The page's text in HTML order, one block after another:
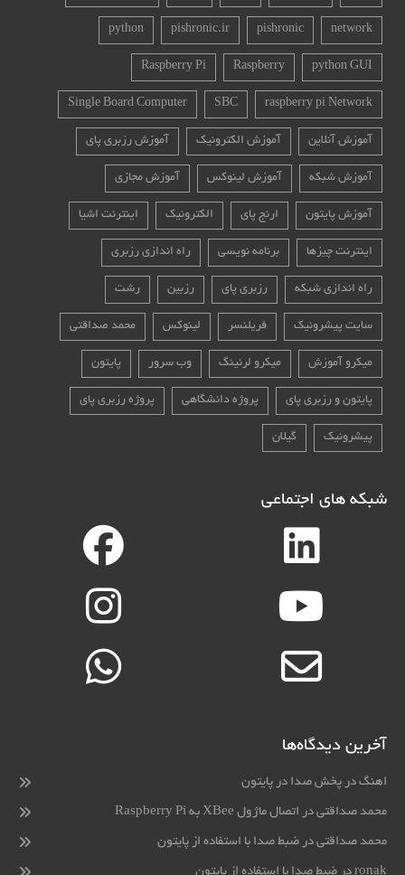
network
pishronic
pishronic.ir
python
python GUI
Raspberry
Raspberry Pi
raspberry pi Network
SBC
Single Board Computer
آموزش آنلاین آموزش الکترونیک آموزش رزبری پای
آموزش شبکه آموزش لینوکس آموزش مجازی
آموزش پایتون ارنج پای الکترونیک اینترنت اشیا
اینترنت چیزها برنامه نویسی راه اندازی رزبری
راه اندازی شبکه رزبری پای رزبین رشت
سایت پیشرونیک فریلنسر لینوکس محمد صداقتی
میکرو آموزش میکرو لرنینگ وب سرور پایتون
پایتون و رزبری پای پروژه دانشگاهی پروژه رزبری پای
پیشرونیک گیلان
شبکه های اجتماعی
آخرین دیدگاه‌ها
اهنگ در پخش صدا در پایتون
محمد صداقتی در اتصال ماژول XBee به Raspberry Pi
محمد صداقتی در ضبط صدا با استفاده از پایتون
ronak در ضبط صدا با استفاده از پایتون